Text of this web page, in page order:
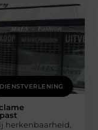
DIENSTVERLENING
herkenbaarheid,